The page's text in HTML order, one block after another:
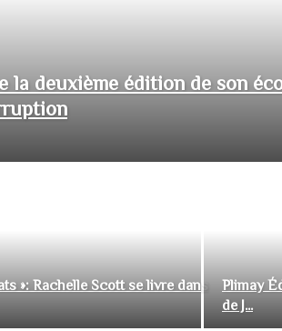
la deuxième édition de son
»: Rachelle Scott se livre dans
Plimay
de J...